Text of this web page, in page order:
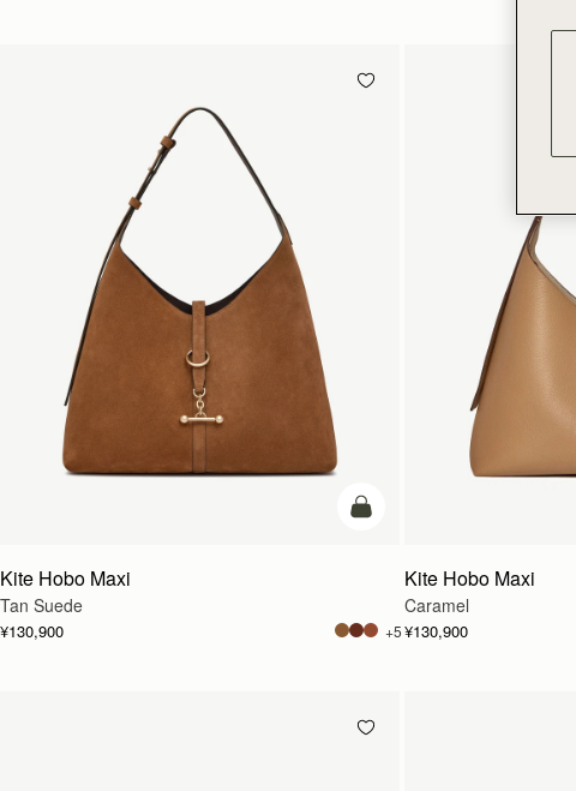
カートに追加
Kite Hobo Maxi
Tan Suede
¥130,900 +5
Kite Hobo Maxi
Caramel
¥130,900